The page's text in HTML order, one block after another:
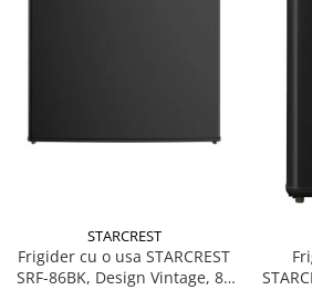
STARCREST
Frigider cu o usa STARCREST
SRF-86BK, Design Vintage, 85